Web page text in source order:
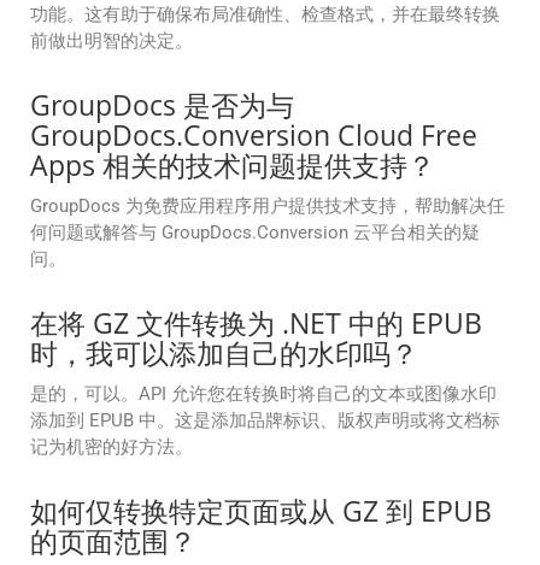
功能。这有助于确保布局准确性、检查格式，并在最终转换
前做出明智的决定。
GroupDocs 是否为与
GroupDocs.Conversion Cloud Free
Apps 相关的技术问题提供支持？
GroupDocs 为免费应用程序用户提供技术支持，帮助解决任
何问题或解答与 GroupDocs.Conversion 云平台相关的疑
问。
在将 GZ 文件转换为 .NET 中的 EPUB
时，我可以添加自己的水印吗？
是的，可以。API 允许您在转换时将自己的文本或图像水印
添加到 EPUB 中。这是添加品牌标识、版权声明或将文档标
记为机密的好方法。
如何仅转换特定页面或从 GZ 到 EPUB
的页面范围？